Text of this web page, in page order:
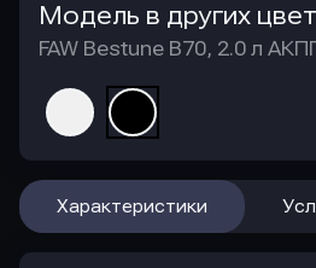
Модель в других
FAW Bestune B70, 2.0 л
Характеристики